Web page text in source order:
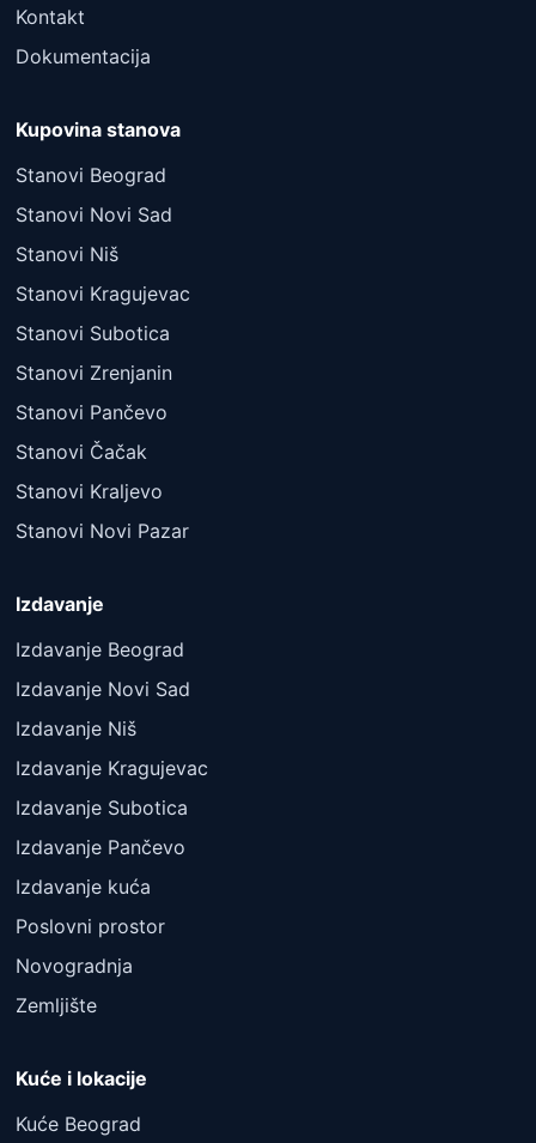
Kontakt
Dokumentacija
Kupovina stanova
Stanovi Beograd
Stanovi Novi Sad
Stanovi Niš
Stanovi Kragujevac
Stanovi Subotica
Stanovi Zrenjanin
Stanovi Pančevo
Stanovi Čačak
Stanovi Kraljevo
Stanovi Novi Pazar
Izdavanje
Izdavanje Beograd
Izdavanje Novi Sad
Izdavanje Niš
Izdavanje Kragujevac
Izdavanje Subotica
Izdavanje Pančevo
Izdavanje kuća
Poslovni prostor
Novogradnja
Zemljište
Kuće i lokacije
Kuće Beograd